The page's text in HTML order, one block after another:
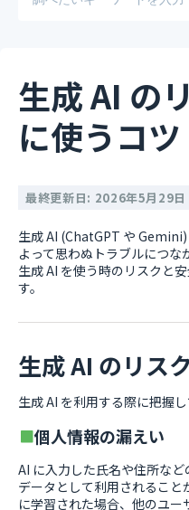
生成 AI の
に使うコツ
最終更新日: 2026年5月29日
生成 AI (ChatGPT や
よって思わぬトラブルにつな
生成 AI を使う時のリスクと
す。
生成 AI のリス
生成 AI を利用する際に把握
個人情報の漏えい
AI に入力した氏名や住所な
データとして利用されること
に学習された場合、他のユ